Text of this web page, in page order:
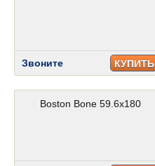
Звоните КУПИТЬ
Boston Bone 59.6x180